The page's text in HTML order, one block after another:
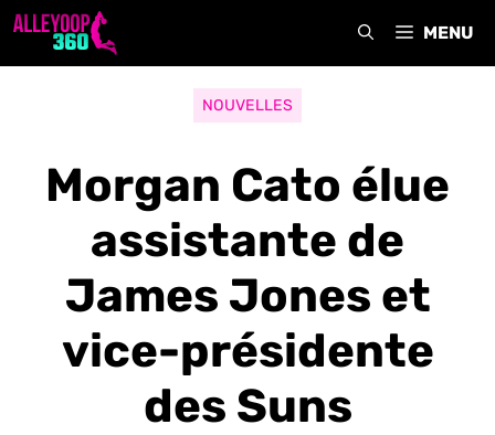
Aller
MENU
NOUVELLES
Morgan Cato élue
assistante de
James Jones et
vice-présidente
des Suns